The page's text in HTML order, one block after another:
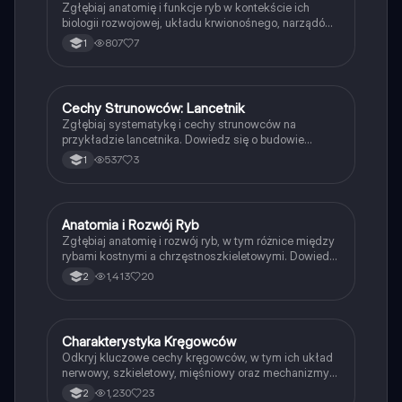
Zgłębiaj anatomię i funkcje ryb w kontekście ich
biologii rozwojowej, układu krwionośnego, narządów
zmysłów oraz adaptacji do środowiska wodnego.
Notatka obejmuje szczegółowe informacje o
1 807 7
Biologia
Cechy Strunowców: Lancetnik
Zgłębiaj systematykę i cechy strunowców na
przykładzie lancetnika. Dowiedz się o budowie
układu kręgowego, elastycznej strunie grzbietowej
oraz wspólnych cechach strunowców, takich jak
1 537 3
Biologia
Anatomia i Rozwój Ryb
Zgłębiaj anatomię i rozwój ryb, w tym różnice między
rybami kostnymi a chrzęstnoszkieletowymi. Dowiedz
się o ich przystosowaniach do życia w wodzie,
mechanizmach osmoregulacji oraz układzie
2 1,413 20
Biologia
Charakterystyka Kręgowców
Odkryj kluczowe cechy kręgowców, w tym ich układ
nerwowy, szkieletowy, mięśniowy oraz mechanizmy
termoregulacji. Zrozum ewolucję łuków skrzelowych i
2 1,230 23